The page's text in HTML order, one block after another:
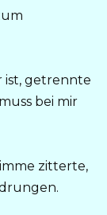
ist, getrennte
bei mir
zitterte,